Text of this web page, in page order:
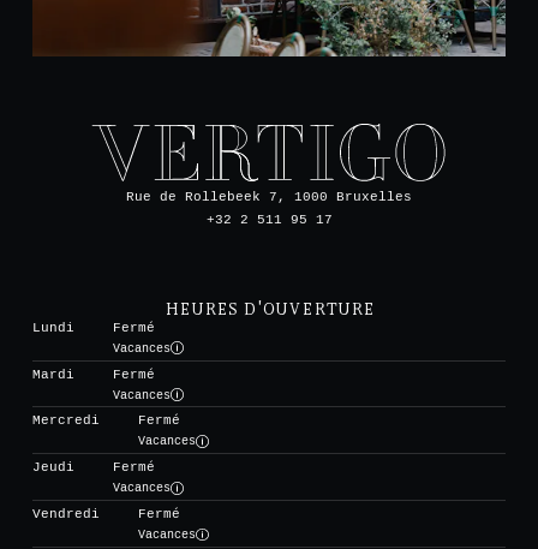
Rue de Rollebeek 7, 1000 Bruxelles
+32 2 511 95 17
HEURES D'OUVERTURE
Lundi
Fermé
Vacances
Mardi
Fermé
Vacances
Mercredi
Fermé
Vacances
Jeudi
Fermé
Vacances
Vendredi
Fermé
Vacances